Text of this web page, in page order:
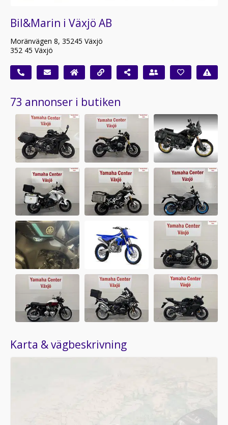
Bil&Marin i Växjö AB
Moränvägen 8, 35245 Växjö
352 45 Växjö
73 annonser i butiken
Karta & vägbeskrivning